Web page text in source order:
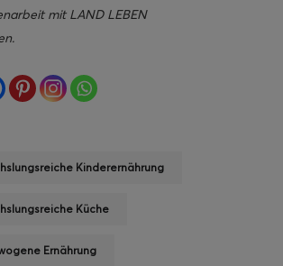
mit LAND LEBEN
Kinderernährung
Küche
Ernährung